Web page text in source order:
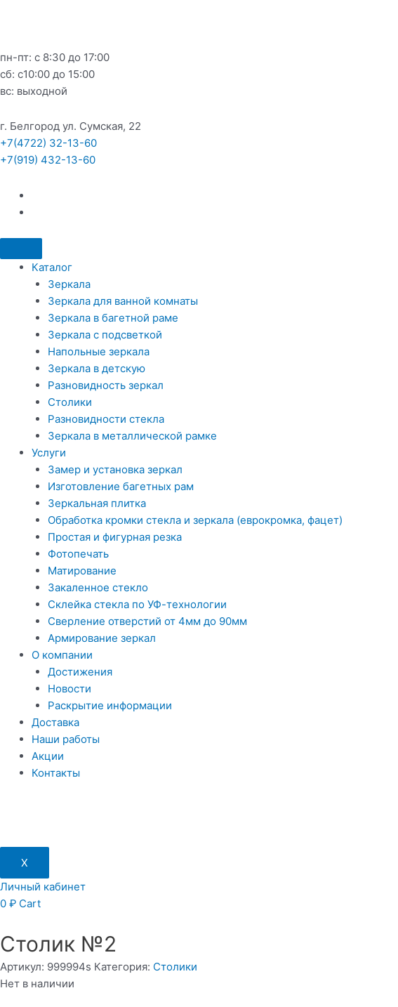
пн-пт: с 8:30 до 17:00
сб: c10:00 до 15:00
вс: выходной
г. Белгород ул. Сумская, 22
+7(4722) 32-13-60
+7(919) 432-13-60
Каталог
Зеркала
Зеркала для ванной комнаты
Зеркала в багетной раме
Зеркала с подсветкой
Напольные зеркала
Зеркала в детскую
Разновидность зеркал
Столики
Разновидности стекла
Зеркала в металлической рамке
Услуги
Замер и установка зеркал
Изготовление багетных рам
Зеркальная плитка
Обработка кромки стекла и зеркала (еврокромка, фацет)
Простая и фигурная резка
Фотопечать
Матирование
Закаленное стекло
Склейка стекла по УФ-технологии
Сверление отверстий от 4мм до 90мм
Армирование зеркал
О компании
Достижения
Новости
Раскрытие информации
Доставка
Наши работы
Акции
Контакты
X
Личный кабинет
0 ₽ Cart
Столик №2
Артикул: 999994s Категория: Столики
Нет в наличии